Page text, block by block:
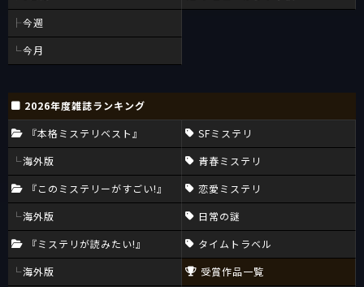
今週
今月
2026年度雑誌ランキング
『本格ミステリベスト』
海外版
『このミステリーがすごい!』
海外版
『ミステリが読みたい!』
海外版
SFミステリ
青春ミステリ
恋愛ミステリ
日常の謎
タイムトラベル
受賞作品一覧